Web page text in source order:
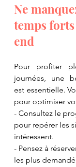
​Ne
temps
end
​Pour profiter
journées, une
est essentielle.
pour optimiser
​- Consultez le
pour repérer les
intéressent.
​- Pensez à
les plus